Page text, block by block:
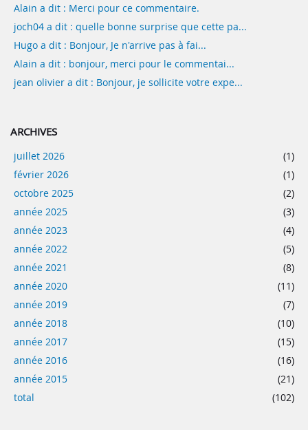
Alain a dit : Merci pour ce commentaire.
joch04 a dit : quelle bonne surprise que cette pa...
Hugo a dit : Bonjour, Je n'arrive pas à fai...
Alain a dit : bonjour, merci pour le commentai...
jean olivier a dit : Bonjour, je sollicite votre expe...
ARCHIVES
juillet 2026
(1)
février 2026
(1)
octobre 2025
(2)
année 2025
(3)
année 2023
(4)
année 2022
(5)
année 2021
(8)
année 2020
(11)
année 2019
(7)
année 2018
(10)
année 2017
(15)
année 2016
(16)
année 2015
(21)
total
(102)